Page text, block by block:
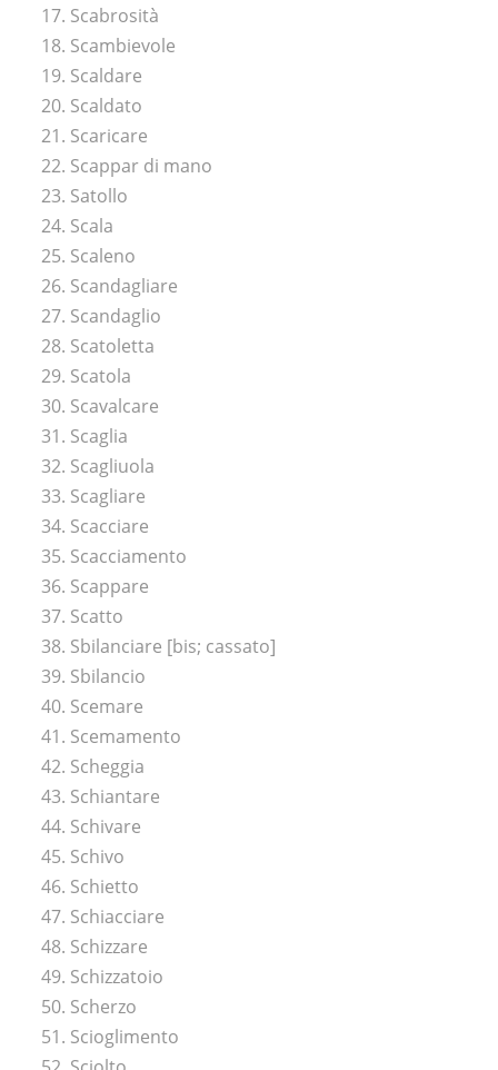
17. Scabrosità
18. Scambievole
19. Scaldare
20. Scaldato
21. Scaricare
22. Scappar di mano
23. Satollo
24. Scala
25. Scaleno
26. Scandagliare
27. Scandaglio
28. Scatoletta
29. Scatola
30. Scavalcare
31. Scaglia
32. Scagliuola
33. Scagliare
34. Scacciare
35. Scacciamento
36. Scappare
37. Scatto
38. Sbilanciare [bis; cassato]
39. Sbilancio
40. Scemare
41. Scemamento
42. Scheggia
43. Schiantare
44. Schivare
45. Schivo
46. Schietto
47. Schiacciare
48. Schizzare
49. Schizzatoio
50. Scherzo
51. Scioglimento